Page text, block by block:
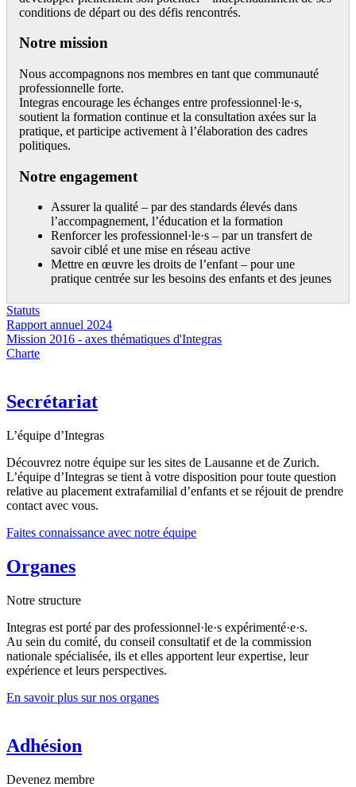
conditions de départ ou des défis rencontrés.
Notre mission
Nous accompagnons nos membres en tant que communauté
professionnelle forte.
Integras encourage les échanges entre professionnel·le·s,
soutient la formation continue et la consultation axées sur la
pratique, et participe activement à l’élaboration des cadres
politiques.
Notre engagement
Assurer la qualité – par des standards élevés dans
l’accompagnement, l’éducation et la formation
Renforcer les professionnel·le·s – par un transfert de
savoir ciblé et une mise en réseau active
Mettre en œuvre les droits de l’enfant – pour une
pratique centrée sur les besoins des enfants et des jeunes
Statuts
Rapport annuel 2024
Mission 2016 - axes thématiques d'Integras
Charte
Secrétariat
L’équipe d’Integras
Découvrez notre équipe sur les sites de Lausanne et de Zurich.
L’équipe d’Integras se tient à votre disposition pour toute question
relative au placement extrafamilial d’enfants et se réjouit de prendre
contact avec vous.
Faites connaissance avec notre équipe
Organes
Notre structure
Integras est porté par des professionnel·le·s expérimenté·e·s.
Au sein du comité, du conseil consultatif et de la commission
nationale spécialisée, ils et elles apportent leur expertise, leur
expérience et leurs perspectives.
En savoir plus sur nos organes
Adhésion
Devenez membre